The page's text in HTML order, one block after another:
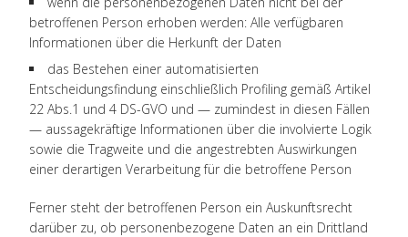
betroffenen Person erhoben werden: Alle verfügbaren
Informationen über die Herkunft der Daten
das Bestehen einer automatisierten
Entscheidungsfindung einschließlich Profiling gemäß Artikel
22 Abs.1 und 4 DS-GVO und — zumindest in diesen Fällen
— aussagekräftige Informationen über die involvierte Logik
sowie die Tragweite und die angestrebten Auswirkungen
einer derartigen Verarbeitung für die betroffene Person
Ferner steht der betroffenen Person ein Auskunftsrecht
darüber zu, ob personenbezogene Daten an ein Drittland